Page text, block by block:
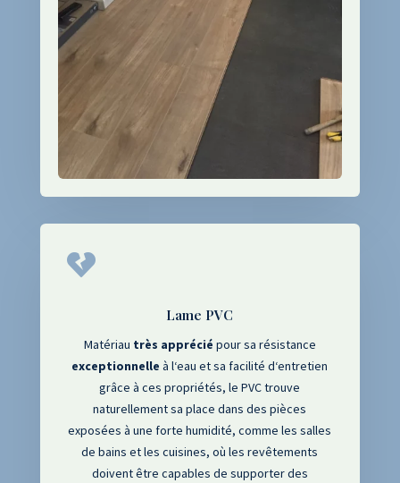

Lame PVC
Matériau très apprécié pour sa résistance
exceptionnelle à l‘eau et sa facilité d‘entretien
grâce à ces propriétés, le PVC trouve
naturellement sa place dans des pièces
exposées à une forte humidité, comme les salles
de bains et les cuisines, où les revêtements
doivent être capables de supporter des